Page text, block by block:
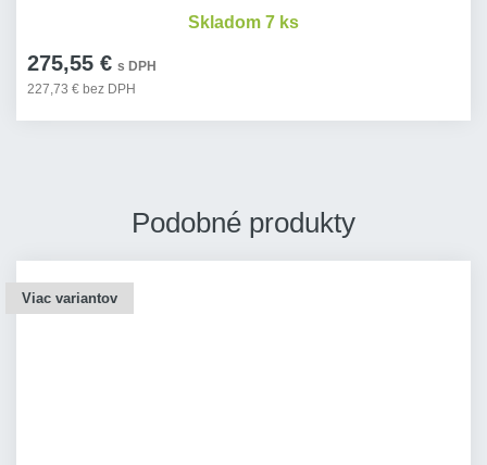
275,55 € s DPH
227,73 € bez DPH
Skladom 7 ks
Podobné produkty
Viac variantov